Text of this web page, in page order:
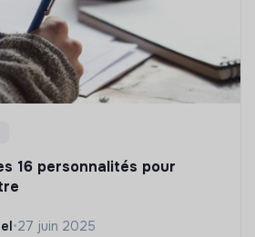
16 personnalités pour
•27 juin 2025